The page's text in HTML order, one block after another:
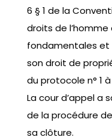
6 § 1 de la
droits de
fondamentales et
son droit de
du protocole n° 1
La cour d’appel a
de la procédure
sa clôture.